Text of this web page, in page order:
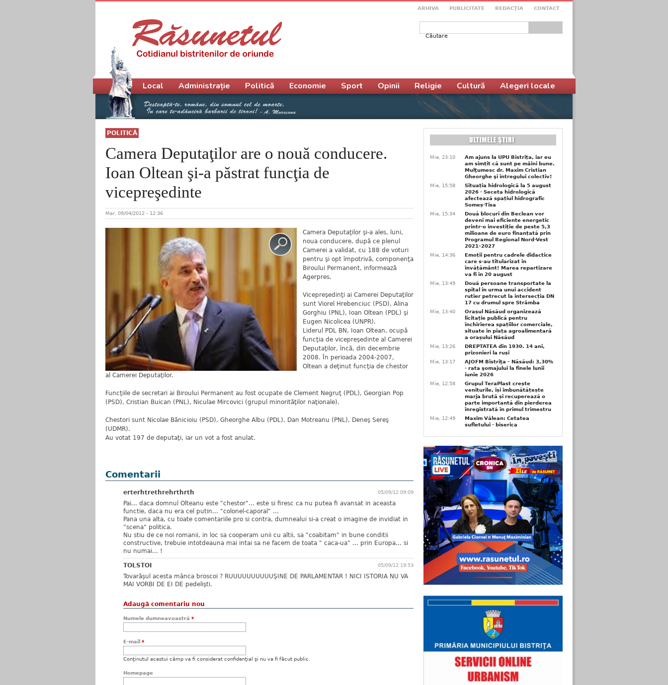
ARHIVA PUBLICITATE REDACŢIA CONTACT
Formular de căutare
POLITICĂ
Camera Deputaţilor are o nouă conducere.
Ioan Oltean şi-a păstrat funcţia de
vicepreşedinte
Mar, 09/04/2012 - 12:36
Camera Deputaţilor şi-a ales, luni,
noua conducere, după ce plenul
Camerei a validat, cu 188 de voturi
pentru şi opt împotrivă, componenţa
Biroului Permanent, informează
Agerpres.
Vicepreşedinţi ai Camerei Deputaţilor
sunt Viorel Hrebenciuc (PSD), Alina
Gorghiu (PNL), Ioan Oltean (PDL) şi
Eugen Nicolicea (UNPR).
Liderul PDL BN, Ioan Oltean, ocupă
funcţia de vicepreşedinte al Camerei
Deputaţilor, încă, din decembrie
2008. În perioada 2004-2007,
Oltean a deţinut funcţia de chestor
al Camerei Deputaţilor.
Funcţiile de secretari ai Biroului Permanent au fost ocupate de Clement Negruţ (PDL), Georgian Pop
(PSD), Cristian Buican (PNL), Niculae Mircovici (grupul minorităţilor naţionale).
Chestori sunt Nicolae Bănicioiu (PSD), Gheorghe Albu (PDL), Dan Motreanu (PNL), Deneş Sereş
(UDMR).
Au votat 197 de deputaţi, iar un vot a fost anulat.
Comentarii
05/09/12 09:09
erterhtrethrehrthrth
Pai... daca domnul Olteanu este "chestor"... este si firesc ca nu putea fi avansat in aceasta
functie, daca nu era cel putin... "colonel-caporal" ...
Pana una alta, cu toate comentariile pro si contra, dumnealui si-a creat o imagine de invidiat in
"scena" politica.
Nu stiu de ce noi romanii, in loc sa cooperam unii cu altii, sa "coabitam" in bune conditii
constructive, trebuie intotdeauna mai intai sa ne facem de toata " caca-ua" ... prin Europa... si
nu numai... !
05/09/12 19:53
TOLSTOI
Tovarăşul acesta mânca broscoi ? RUUUUUUUUUUŞINE DE PARLAMENTAR ! NICI ISTORIA NU VA
MAI VORBI DE EI DE pedelişti.
Adaugă comentariu nou
Numele dumneavoastră *
E-mail *
Conţinutul acestui câmp va fi considerat confidenţial şi nu va fi făcut public.
Homepage
Meniu principal
Local Administrație Politică Economie Sport Opinii Religie Cultură Alegeri locale
Mie, 23:10
Am ajuns la UPU Bistrița, iar eu
am simțit că sunt pe mâini bune.
Mulţumesc dr. Maxim Cristian
Gheorghe şi întregului colectiv!
Mie, 15:58
Situația hidrologică la 5 august
2026 - Seceta hidrologică
afectează spațiul hidrografic
Someș-Tisa
Mie, 15:34
Două blocuri din Beclean vor
deveni mai eficiente energetic
printr-o investiție de peste 5,3
milioane de euro finanțată prin
Programul Regional Nord-Vest
2021–2027
Mie, 14:36
Emoții pentru cadrele didactice
care s-au titularizat în
învățământ! Marea repartizare
va fi în 20 august
Mie, 13:49
Două persoane transportate la
spital în urma unui accident
rutier petrecut la intersecția DN
17 cu drumul spre Strâmba
Mie, 13:40
Orașul Năsăud organizează
licitație publică pentru
închirierea spațiilor comerciale,
situate în piața agroalimentară
a orașului Năsăud
Mie, 13:26
DREPTATEA din 1930. 14 ani,
prizonieri la ruși
Mie, 13:17
AJOFM Bistriţa – Năsăud: 3,30%
- rata şomajului la finele lunii
iunie 2026
Mie, 12:58
Grupul TeraPlast crește
veniturile, își îmbunătățește
marja brută și recuperează o
parte importantă din pierderea
înregistrată în primul trimestru
Mie, 12:49
Maxim Vălean: Cetatea
sufletului - biserica